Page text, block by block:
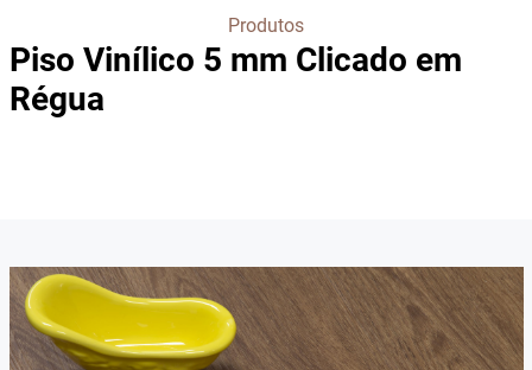
Produtos
Piso Vinílico 5 mm Clicado em
Régua